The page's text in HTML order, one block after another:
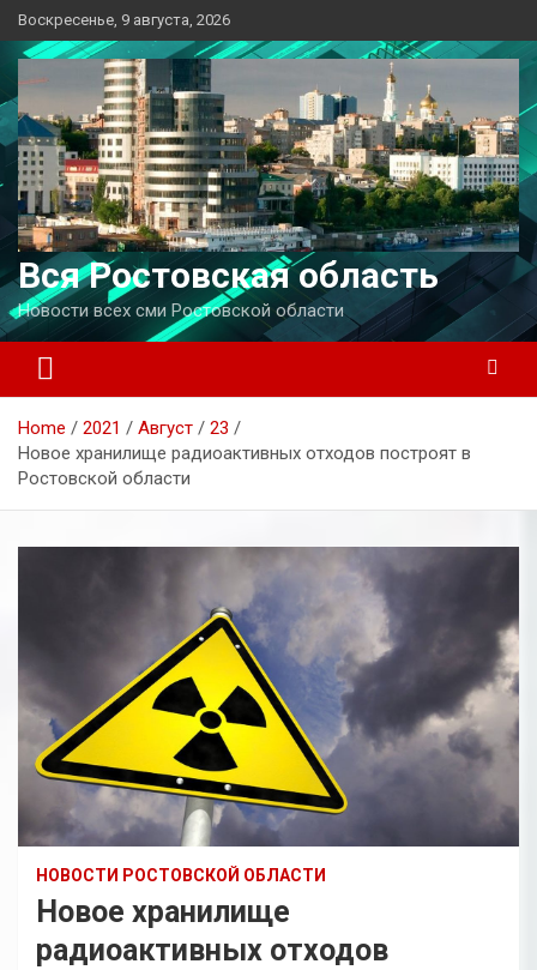
Перейти
к
содержимому
Воскресенье, 9 августа, 2026
Вся Ростовская область
Новости всех сми Ростовской области
Home 2021 Август
23
Новое хранилище радиоактивных отходов построят в
Ростовской области
НОВОСТИ РОСТОВСКОЙ ОБЛАСТИ
Новое хранилище
радиоактивных отходов